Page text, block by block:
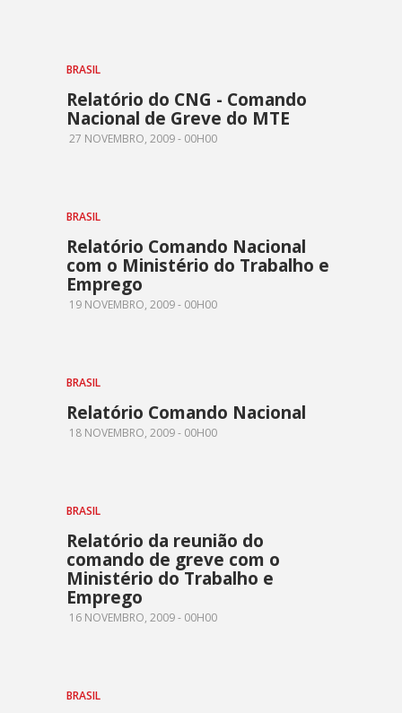
BRASIL
Relatório do CNG - Comando
Nacional de Greve do MTE
27 NOVEMBRO, 2009 - 00H00
BRASIL
Relatório Comando Nacional
com o Ministério do Trabalho e
Emprego
19 NOVEMBRO, 2009 - 00H00
BRASIL
Relatório Comando Nacional
18 NOVEMBRO, 2009 - 00H00
BRASIL
Relatório da reunião do
comando de greve com o
Ministério do Trabalho e
Emprego
16 NOVEMBRO, 2009 - 00H00
BRASIL